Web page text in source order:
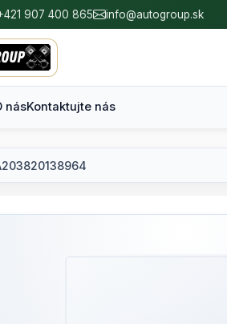
907 400 865 info@autogroup.sk
násKontaktujte nás